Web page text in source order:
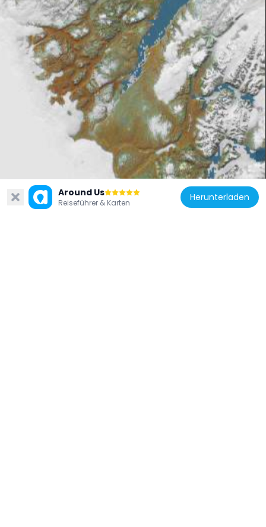
Ahvaz
95,1k
Around Us
Reiseführer & Karten Herunterladen